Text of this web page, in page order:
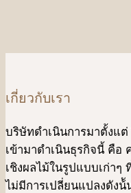
เกี่ยวกับเรา
บริษัทดําเนินการมาตั้งแ
เข้ามาดําเนินธุรกิจนี้ คือ
เชิงผลไม้ในรูปแบบเก่า
ไม่มีการเปลี่ยนแปลงดังน้ั